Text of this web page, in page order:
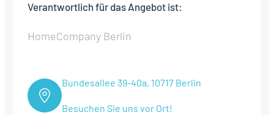
Verantwortlich für das Angebot ist:
HomeCompany Berlin
Bundesallee 39-40a, 10717 Berlin
Besuchen Sie uns vor Ort!